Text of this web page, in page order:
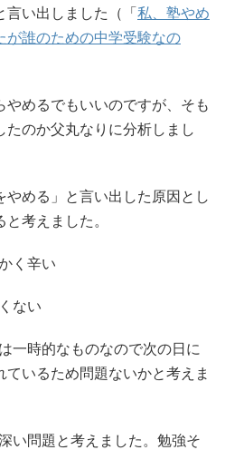
言い出しました（「私、塾やめ
が誰のための中学受験なの
めるでもいいのですが、そも
のか父丸なりに分析しまし
める」と言い出した原因とし
考えました。
く辛い
ない
一時的なものなので次の日に
いるため問題ないかと考えま
問題と考えました。勉強そ